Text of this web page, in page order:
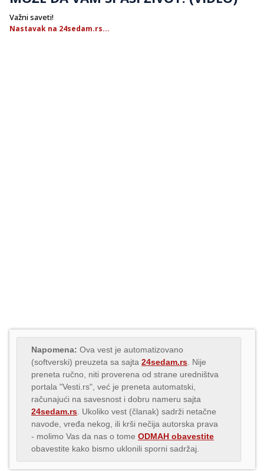
Važni saveti!
Nastavak na 24sedam.rs...
Napomena: Ova vest je automatizovano
(softverski) preuzeta sa sajta 24sedam.rs . Nije
preneta ručno, niti proverena od strane uredništva
portala "Vesti.rs", već je preneta automatski,
računajući na savesnost i dobru nameru sajta
24sedam.rs . Ukoliko vest (članak) sadrži netačne
navode, vređa nekog, ili krši nečija autorska prava
- molimo Vas da nas o tome ODMAH obavestite
obavestite kako bismo uklonili sporni sadržaj.